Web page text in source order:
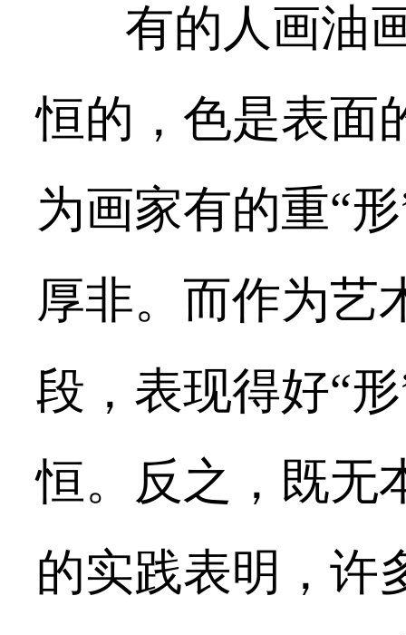
有的人画油画
恒的，色是表面
为画家有的重“
厚非。而作为艺
段，表现得好“
恒。反之，既无
的实践表明，许